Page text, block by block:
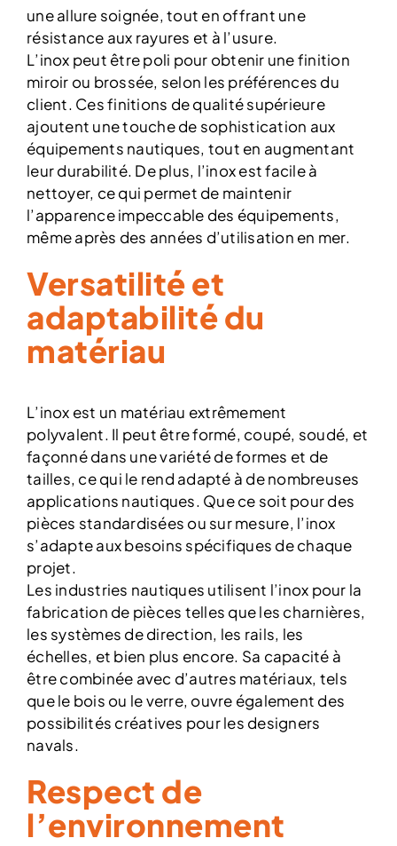
une allure soignée, tout en offrant une
résistance aux rayures et à l’usure.
L’inox peut être poli pour obtenir une finition
miroir ou brossée, selon les préférences du
client. Ces finitions de qualité supérieure
ajoutent une touche de sophistication aux
équipements nautiques, tout en augmentant
leur durabilité. De plus, l’inox est facile à
nettoyer, ce qui permet de maintenir
l’apparence impeccable des équipements,
même après des années d’utilisation en mer.
Versatilité et
adaptabilité du
matériau
L’inox est un matériau extrêmement
polyvalent. Il peut être formé, coupé, soudé, et
façonné dans une variété de formes et de
tailles, ce qui le rend adapté à de nombreuses
applications nautiques. Que ce soit pour des
pièces standardisées ou sur mesure, l’inox
s’adapte aux besoins spécifiques de chaque
projet.
Les industries nautiques utilisent l’inox pour la
fabrication de pièces telles que les charnières,
les systèmes de direction, les rails, les
échelles, et bien plus encore. Sa capacité à
être combinée avec d’autres matériaux, tels
que le bois ou le verre, ouvre également des
possibilités créatives pour les designers
navals.
Respect de
l’environnement